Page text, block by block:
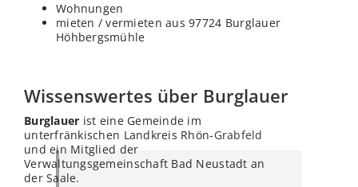
Wohnungen
mieten / vermieten aus 97724 Burglauer
Höhbergsmühle
Wissenswertes über Burglauer
Burglauer ist eine Gemeinde im
unterfränkischen Landkreis Rhön-Grabfeld
und ein Mitglied der
Verwaltungsgemeinschaft Bad Neustadt an
der Saale.